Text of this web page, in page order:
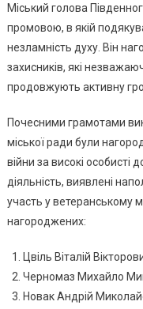
Міський голова
промовою, в якій
незламність духу. Він
захисників, які
продовжують активну
Почесними грамотами
міської ради були
війни за високі особисті
діяльність, виявлені
участь у ветеранському
нагороджених:
Цвіль Віталій
Черномаз Михайло
Новак Андрій